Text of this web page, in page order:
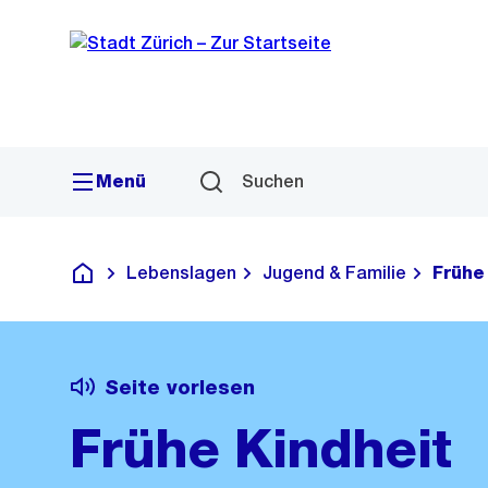
Navigation
Sprunglink
Menü Suchen
Deutsch
Lebenslagen Jugend & Familie
Seite vorlesen
Frühe Kindheit